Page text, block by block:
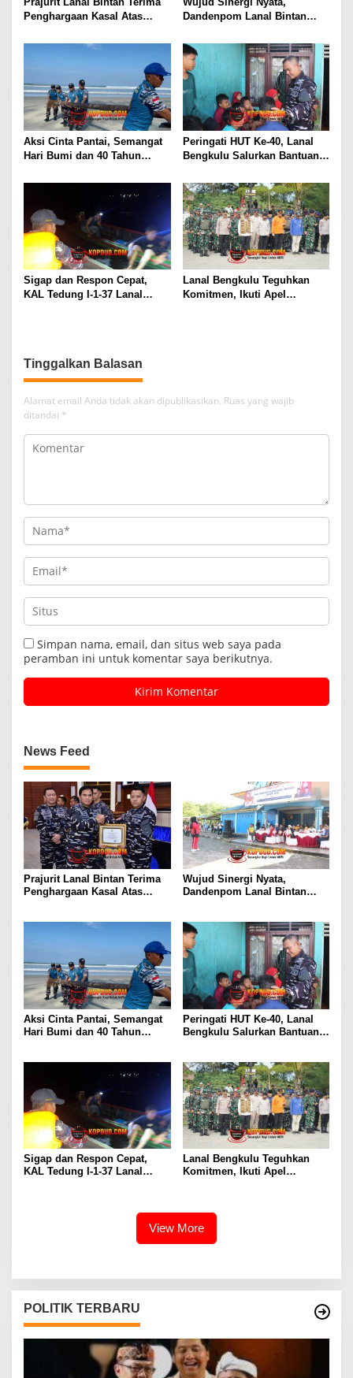
Penghargaan Kasal Atas
Penyelundupan Narkotika
Dandenpom Lanal Bintan
2026 di Tanjungpinang
Aksi Cinta Pantai, Semangat
Hari Bumi dan 40 Tahun
Peringati HUT Ke-40, Lanal
Bengkulu Salurkan Bantuan
Sigap dan Respon Cepat,
KAL Tedung I-1-37 Lanal
Lanal Bengkulu Teguhkan
Komitmen, Ikuti Apel
Tinggalkan Balasan
Alamat email Anda tidak akan dipublikasikan. Ruas yang wajib
ditandai *
Simpan nama, email, dan situs web saya pada
peramban ini untuk komentar saya berikutnya.
News Feed
Prajurit Lanal Bintan Terima
Penghargaan Kasal Atas
Wujud Sinergi Nyata,
Dandenpom Lanal Bintan
Aksi Cinta Pantai, Semangat
Hari Bumi dan 40 Tahun
Peringati HUT Ke-40, Lanal
Bengkulu Salurkan Bantuan
Sigap dan Respon Cepat,
KAL Tedung I-1-37 Lanal
Lanal Bengkulu Teguhkan
Komitmen, Ikuti Apel
View More
POLITIK TERBARU